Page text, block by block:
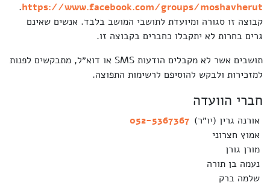
https://www.facebook.com/groups/moshavherut
.
קבוצה זו סגורה ומיועדת לתושבי המושב בלבד. אנשים שאינם
גרים בחרות לא יתקבלו כחברים בקבוצה זו.
תושבים אשר לא מקבלים הודעות SMS או דוא״ל, מתבקשים לפנות
למזכירות ולבקש להוסיפם לרשימות התפוצה.
חברי הוועדה
אורנה גרין (יו״ר) 052-5367367
אמוץ חצרוני
מורן גורן
נעמה בן תורה
שלמה ברק